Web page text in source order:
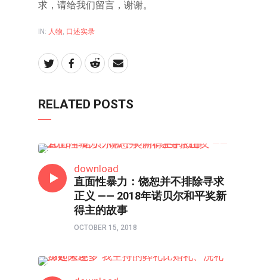
求，请给我们留言，谢谢。
IN: 人物, 口述实录
RELATED POSTS
download
直面性暴力：饶恕并不排除寻求
正义 —— 2018年诺贝尔和平奖新
得主的故事
OCTOBER 15, 2018